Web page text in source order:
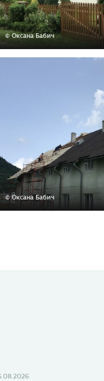
© Оксана Бабич
© Оксана Бабич